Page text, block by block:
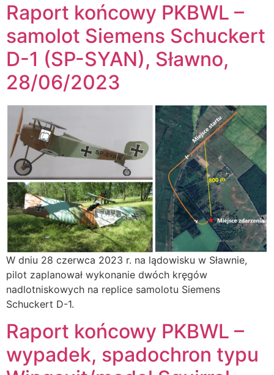
Raport końcowy PKBWL –
samolot Siemens Schuckert
D-1 (SP-SYAN), Sławno,
28/06/2023
W dniu 28 czerwca 2023 r. na lądowisku w Sławnie,
pilot zaplanował wykonanie dwóch kręgów
nadlotniskowych na replice samolotu Siemens
Schuckert D-1.
Raport końcowy PKBWL –
wypadek, spadochron typu